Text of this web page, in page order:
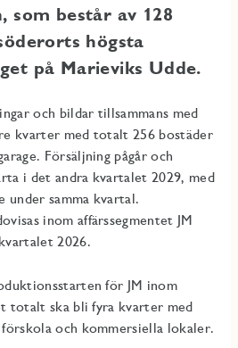
som består av 128
högsta
på Marieviks Udde.
och bildar tillsammans med
kvarter med totalt 256 bostäder
Försäljning pågår och
i det andra kvartalet 2029, med
under samma kvartal.
inom affärssegmentet JM
2026.
för JM inom
totalt ska bli fyra kvarter med
och kommersiella lokaler.